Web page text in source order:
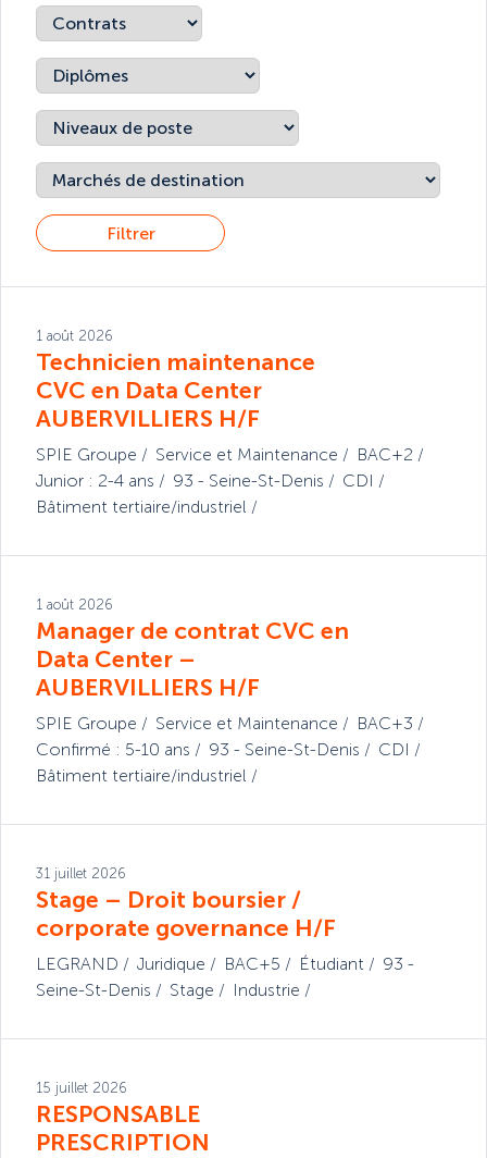
Filtrer
1 août 2026
Technicien maintenance
CVC en Data Center
AUBERVILLIERS H/F
SPIE Groupe Service et Maintenance
BAC+2
Junior : 2-4 ans
93 - Seine-St-Denis
CDI
Bâtiment tertiaire/industriel
1 août 2026
Manager de contrat CVC en
Data Center –
AUBERVILLIERS H/F
SPIE Groupe Service et Maintenance
BAC+3
Confirmé : 5-10 ans
93 - Seine-St-Denis
CDI
Bâtiment tertiaire/industriel
31 juillet 2026
Stage – Droit boursier /
corporate governance H/F
LEGRAND Juridique BAC+5 Étudiant
93 -
Seine-St-Denis
Stage Industrie
15 juillet 2026
RESPONSABLE
PRESCRIPTION